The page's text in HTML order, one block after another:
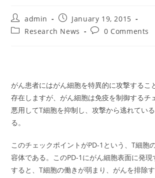
Post
author:
admin
Post
published:
January 19, 2015
PostResearch News
Post0 Comments
がん患者にはがん細胞を特異的に攻撃するこ
存在しますが、がん細胞は免疫を制御するチ
悪用してT細胞を抑制し、攻撃から逃れてい
る。
このチェックポイントがPD-1という、T細胞
容体である。このPD-1にがん細胞表面に発現
すると、T細胞の働きが弱まり、がんを排除